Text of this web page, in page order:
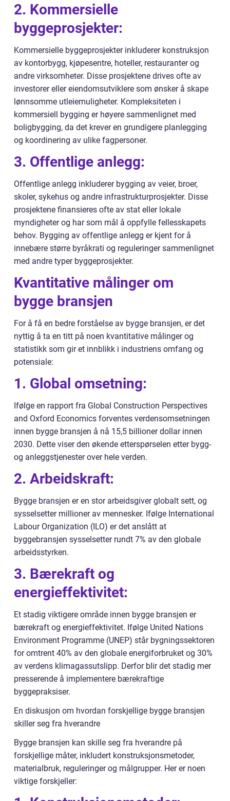
2. Kommersielle
byggeprosjekter:
Kommersielle byggeprosjekter inkluderer konstruksjon
av kontorbygg, kjøpesentre, hoteller, restauranter og
andre virksomheter. Disse prosjektene drives ofte av
investorer eller eiendomsutviklere som ønsker å skape
lønnsomme utleiemuligheter. Kompleksiteten i
kommersiell bygging er høyere sammenlignet med
boligbygging, da det krever en grundigere planlegging
og koordinering av ulike fagpersoner.
3. Offentlige anlegg:
Offentlige anlegg inkluderer bygging av veier, broer,
skoler, sykehus og andre infrastrukturprosjekter. Disse
prosjektene finansieres ofte av stat eller lokale
myndigheter og har som mål å oppfylle fellesskapets
behov. Bygging av offentlige anlegg er kjent for å
innebære større byråkrati og reguleringer sammenlignet
med andre typer byggeprosjekter.
Kvantitative målinger om
bygge bransjen
For å få en bedre forståelse av bygge bransjen, er det
nyttig å ta en titt på noen kvantitative målinger og
statistikk som gir et innblikk i industriens omfang og
potensiale:
1. Global omsetning:
Ifølge en rapport fra Global Construction Perspectives
and Oxford Economics forventes verdensomsetningen
innen bygge bransjen å nå 15,5 billioner dollar innen
2030. Dette viser den økende etterspørselen etter bygg-
og anleggstjenester over hele verden.
2. Arbeidskraft:
Bygge bransjen er en stor arbeidsgiver globalt sett, og
sysselsetter millioner av mennesker. Ifølge International
Labour Organization (ILO) er det anslått at
byggebransjen sysselsetter rundt 7% av den globale
arbeidsstyrken.
3. Bærekraft og
energieffektivitet:
Et stadig viktigere område innen bygge bransjen er
bærekraft og energieffektivitet. Ifølge United Nations
Environment Programme (UNEP) står bygningssektoren
for omtrent 40% av den globale energiforbruket og 30%
av verdens klimagassutslipp. Derfor blir det stadig mer
presserende å implementere bærekraftige
byggepraksiser.
En diskusjon om hvordan forskjellige bygge bransjen
skiller seg fra hverandre
Bygge bransjen kan skille seg fra hverandre på
forskjellige måter, inkludert konstruksjonsmetoder,
materialbruk, reguleringer og målgrupper. Her er noen
viktige forskjeller: